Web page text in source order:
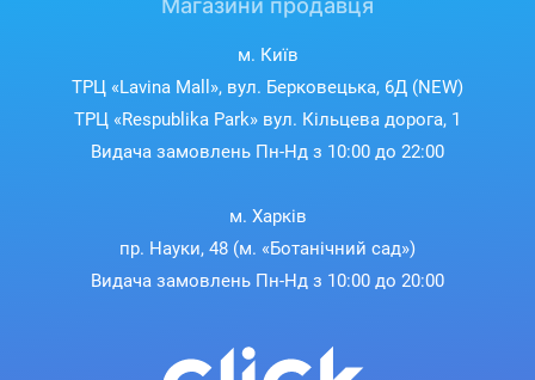
Магазини продавця
м. Київ
ТРЦ «Lavina Mall», вул. Берковецька, 6Д (NEW)
ТРЦ «Respublika Park» вул. Кільцева дорога, 1
Видача замовлень Пн-Нд з 10:00 до 22:00
м. Харків
пр. Науки, 48 (м. «Ботанічний сад»)
Видача замовлень Пн-Нд з 10:00 до 20:00